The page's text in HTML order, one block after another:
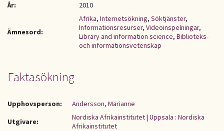
År:
2010
Ämnesord:
Afrika, Internetsökning, Söktjänster,
Informationsresurser, Videoinspelningar,
Library and information science, Biblioteks-
och informationsvetenskap
Faktasökning
Upphovsperson:
Andersson, Marianne
Utgivare:
Nordiska Afrikainstitutet| Uppsala : Nordiska
Afrikainstitutet